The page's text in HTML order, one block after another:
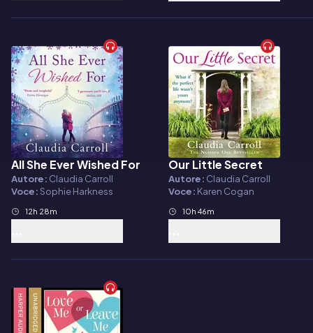
Audiolibro
All She Ever Wished For
Autore: Claudia Carroll
Voce:Sophie Harkness
12h 28m
Audiolibro
Our Little Secret
Autore: Claudia Carroll
Voce: Karen Cogan
10h 46m